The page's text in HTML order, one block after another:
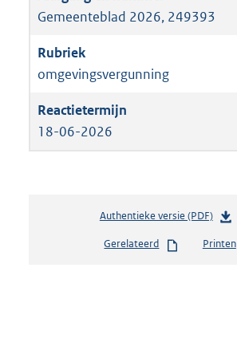
Gemeenteblad 2026, 249393
omgevingsvergunning
18-06-2026
Authentieke versie (PDF)b
s
Gerelateerd Printen